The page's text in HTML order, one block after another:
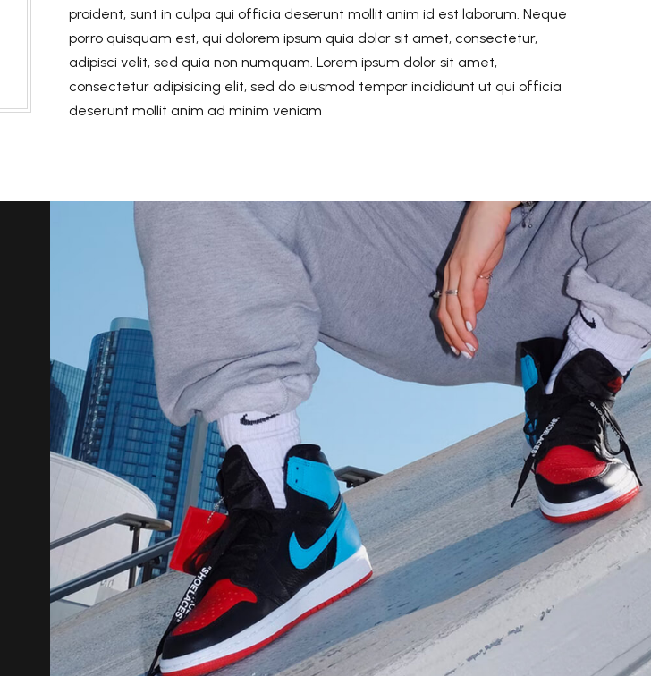
proident, sunt in culpa qui officia deserunt mollit anim id est laborum. Neque
porro quisquam est, qui dolorem ipsum quia dolor sit amet, consectetur,
adipisci velit, sed quia non numquam. Lorem ipsum dolor sit amet,
consectetur adipisicing elit, sed do eiusmod tempor incididunt ut qui officia
deserunt mollit anim ad minim veniam